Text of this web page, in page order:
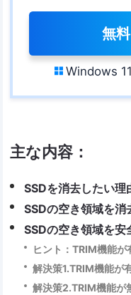
無
 Windows
主な内容：
SSDを消去したい理
SSDの空き領域を消
SSDの空き領域を安
ヒント：TRIM機能
解決策1.TRIM機能が
解決策2.TRIM機能が